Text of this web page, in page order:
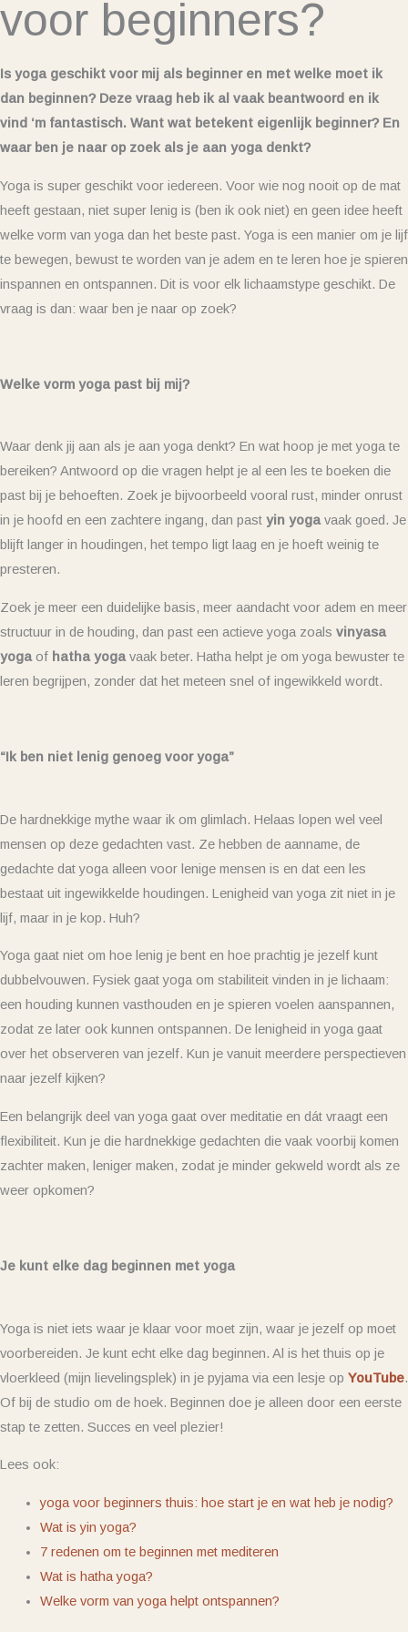
voor beginners?
Is yoga geschikt voor mij als beginner en met welke moet ik
dan beginnen? Deze vraag heb ik al vaak beantwoord en ik
vind ‘m fantastisch. Want wat betekent eigenlijk beginner? En
waar ben je naar op zoek als je aan yoga denkt?
Yoga is super geschikt voor iedereen. Voor wie nog nooit op de mat
heeft gestaan, niet super lenig is (ben ik ook niet) en geen idee heeft
welke vorm van yoga dan het beste past. Yoga is een manier om je lijf
te bewegen, bewust te worden van je adem en te leren hoe je spieren
inspannen en ontspannen. Dit is voor elk lichaamstype geschikt. De
vraag is dan: waar ben je naar op zoek?
Welke vorm yoga past bij mij?
Waar denk jij aan als je aan yoga denkt? En wat hoop je met yoga te
bereiken? Antwoord op die vragen helpt je al een les te boeken die
past bij je behoeften. Zoek je bijvoorbeeld vooral rust, minder onrust
in je hoofd en een zachtere ingang, dan past yin yogavaak goed. Je
blijft langer in houdingen, het tempo ligt laag en je hoeft weinig te
presteren.
Zoek je meer een duidelijke basis, meer aandacht voor adem en meer
structuur in de houding, dan past een actieve yoga zoals vinyasa
yogaof hatha yogavaak beter. Hatha helpt je om yoga bewuster te
leren begrijpen, zonder dat het meteen snel of ingewikkeld wordt.
“Ik ben niet lenig genoeg voor yoga”
De hardnekkige mythe waar ik om glimlach. Helaas lopen wel veel
mensen op deze gedachten vast. Ze hebben de aanname, de
gedachte dat yoga alleen voor lenige mensen is en dat een les
bestaat uit ingewikkelde houdingen. Lenigheid van yoga zit niet in je
lijf, maar in je kop. Huh?
Yoga gaat niet om hoe lenig je bent en hoe prachtig je jezelf kunt
dubbelvouwen. Fysiek gaat yoga om stabiliteit vinden in je lichaam:
een houding kunnen vasthouden en je spieren voelen aanspannen,
zodat ze later ook kunnen ontspannen. De lenigheid in yoga gaat
over het observeren van jezelf. Kun je vanuit meerdere perspectieven
naar jezelf kijken?
Een belangrijk deel van yoga gaat over meditatie en dát vraagt een
flexibiliteit. Kun je die hardnekkige gedachten die vaak voorbij komen
zachter maken, leniger maken, zodat je minder gekweld wordt als ze
weer opkomen?
Je kunt elke dag beginnen met yoga
Yoga is niet iets waar je klaar voor moet zijn, waar je jezelf op moet
voorbereiden. Je kunt echt elke dag beginnen. Al is het thuis op je
vloerkleed (mijn lievelingsplek) in je pyjama via een lesje op YouTube.
Of bij de studio om de hoek. Beginnen doe je alleen door een eerste
stap te zetten. Succes en veel plezier!
Lees ook:
yoga voor beginners thuis: hoe start je en wat heb je nodig?
Wat is yin yoga?
7 redenen om te beginnen met mediteren
Wat is hatha yoga?
Welke vorm van yoga helpt ontspannen?